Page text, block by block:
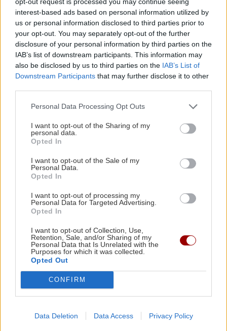
interest-based ads based on personal information utilized by
us or personal information disclosed to third parties prior to
your opt-out. You may separately opt-out of the further
disclosure of your personal information by third parties on the
IAB’s list of downstream participants. This information may
also be disclosed by us to third parties on the IAB’s List of
Downstream Participants that may further disclose it to other
Personal Data Processing Opt Outs
I want to opt-out of the Sharing of my
personal data.
Opted In
I want to opt-out of the Sale of my
Personal Data.
Opted In
I want to opt-out of processing my
Personal Data for Targeted Advertising.
Opted In
I want to opt-out of Collection, Use,
Retention, Sale, and/or Sharing of my
Personal Data that Is Unrelated with the
Purposes for which it was collected.
Opted Out
CONFIRM
Data Deletion Data Access Privacy Policy
12:20
ΚΟΙΝΩΝΙΑ
Ράπτη: «Υπάρχει πολύ μεγάλη ανταπόκριση»
-Όλες οι λεπτομέρειες για το πρόγραμμα
«Νταντάδες της Γειτονιάς»
ΠΕΡΙΕΡΓΑ - ΠΑΡΑΞΕΝΑ
μυρίζει για ένα μήνα – Δυο μυστικά συστατικά
ΕΛΛΑΔΑ
Δήμων: Αποζημίωση - μαμούθ σε
εκπαιδευτικό για ηθική βλάβη
GOSSIP - LIFESTYLE
ΕΛΛΑΔΑ
Μύκονος: Συνελήφθη αστυνομικός για
επικίνδυνη οδήγηση και απείθεια
ΚΟΙΝΩΝΙΑ
Όλες οι ειδήσεις
ΠΕΡΙΣΣΟΤΕΡΑ